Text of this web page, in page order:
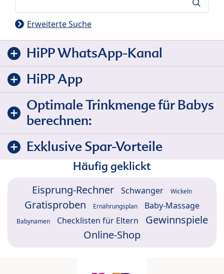
Erweiterte Suche
HiPP WhatsApp-Kanal
HiPP App
Optimale Trinkmenge für Babys
berechnen:
Exklusive Spar-Vorteile
Häufig geklickt
Eisprung-Rechner Schwanger Wickeln
Gratisproben Ernährungsplan Baby-Massage
Babynamen Checklisten für Eltern
Gewinnspiele
Online-Shop